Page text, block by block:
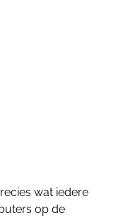
wat iedere
op de